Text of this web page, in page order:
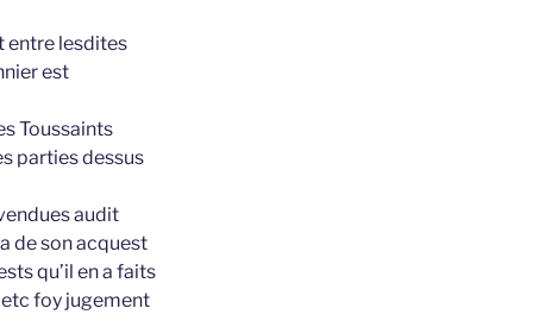
entre lesdites
est
Toussaints
parties dessus
audit
de son acquest
qu’il en a faits
foy jugement